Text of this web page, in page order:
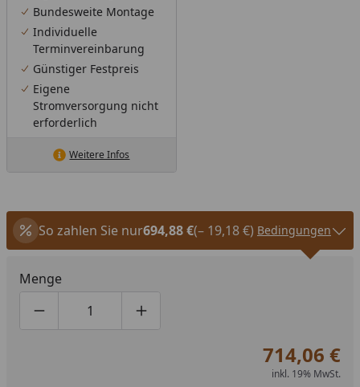
Bundesweite Montage
Individuelle
Terminvereinbarung
Günstiger Festpreis
Eigene
Stromversorgung nicht
erforderlich
Weitere Infos
So zahlen Sie nur694,88 €(– 19,18 €) Bedingungen
Menge
Produktmenge um eins verringern
Produktmenge manuell eingeben
Produktmenge um eins erhöhen
714,06 €
inkl. 19% MwSt.